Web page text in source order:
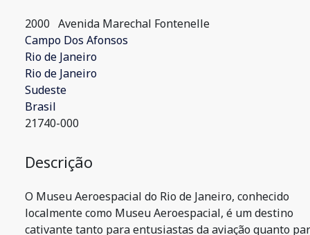
2000 Avenida Marechal Fontenelle
Campo Dos Afonsos
Rio de Janeiro
Rio de Janeiro
Sudeste
Brasil
21740-000
Descrição
O Museu Aeroespacial do Rio de Janeiro, conhecido
localmente como Museu Aeroespacial, é um destino
cativante tanto para entusiastas da aviação quanto